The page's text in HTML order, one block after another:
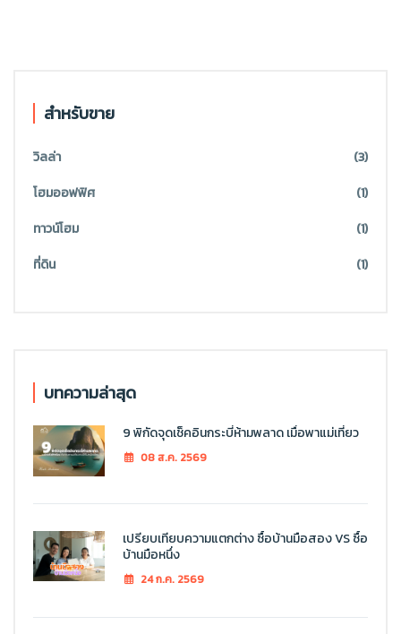
สำหรับขาย
วิลล่า
(3)
โฮมออฟฟิศ
(1)
ทาวน์โฮม
(1)
ที่ดิน
(1)
บทความล่าสุด
9 พิกัดจุดเช็คอินกระบี่ห้ามพลาด เมื่อพาแม่เที่ยว
08 ส.ค. 2569
เปรียบเทียบความแตกต่าง ซื้อบ้านมือสอง VS ซื้อ
บ้านมือหนึ่ง
24 ก.ค. 2569